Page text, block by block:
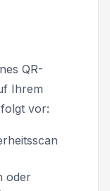
QR-
Ihrem
vor:
oder